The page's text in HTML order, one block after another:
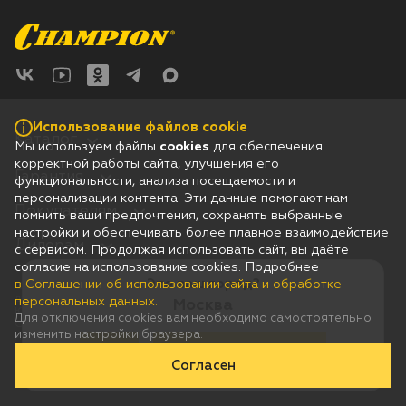
Это ваш город?
Триммеры
Генераторы
Скарификаторы
Мотопомпы
Подметальные машины
Соглашение об использовании сайта и обработке персональных
данных
Юридическая информация
Согласие на получение рассылки рекламно-информационных
материалов
Гарантия
Покупателям
Дилерам
Каталог
Использование файлов cookie
Мы используем файлы cookies для обеспечения
корректной работы сайта, улучшения его
функциональности, анализа посещаемости и
персонализации контента. Эти данные помогают нам
помнить ваши предпочтения, сохранять выбранные
настройки и обеспечивать более плавное взаимодействие
с сервисом. Продолжая использовать сайт, вы даёте
согласие на использование cookies. Подробнее
в Соглашении об использовании сайта и обработке
персональных данных.
Для отключения cookies вам необходимо самостоятельно
изменить настройки браузера.
Согласен